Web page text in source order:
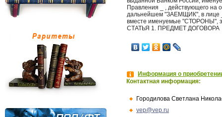
Правления _ , действующего на
дальнейшем "ЗАЕМЩИК", в лице
вместе именуемые "СТОРОНЫ",
СТАТЬЯ 1. ПРЕДМЕТ ДОГОВОРА
Информация о
Контактная информация:
Городилова Светлана
vep@vep.ru